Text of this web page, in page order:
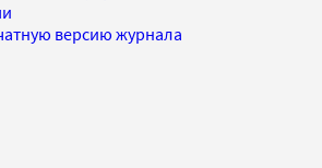
версию журнала